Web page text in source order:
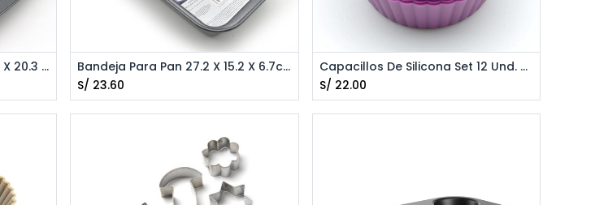
Bandeja Para Brownies 30.5 X 20.3 X 4cm PRESS 77108
Agregar al Carrito
Bandeja Para Pan 27.2 X 15.2 X 6.7cm PRESS 77107
S/ 23.60
Agregar al Carrito
Capacillos De Silicona Set 12 Und. PRESS 77233
S/ 22.00